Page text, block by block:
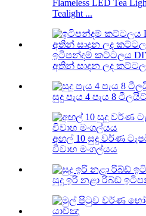
Flameless LED Tea
Tealight ...
ඉටිපන්දම් කට්ටලය
අතින් සාදන ලද
සුදු පැය 4 පැය 8
අඟල් 10 සුදු වර්ණ
විවාහ මංගල්යය
සුදු ඉරි නළා රිබ්ඩ්